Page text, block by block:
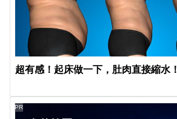
超有感！起床做一下，肚肉直接縮水！
PR